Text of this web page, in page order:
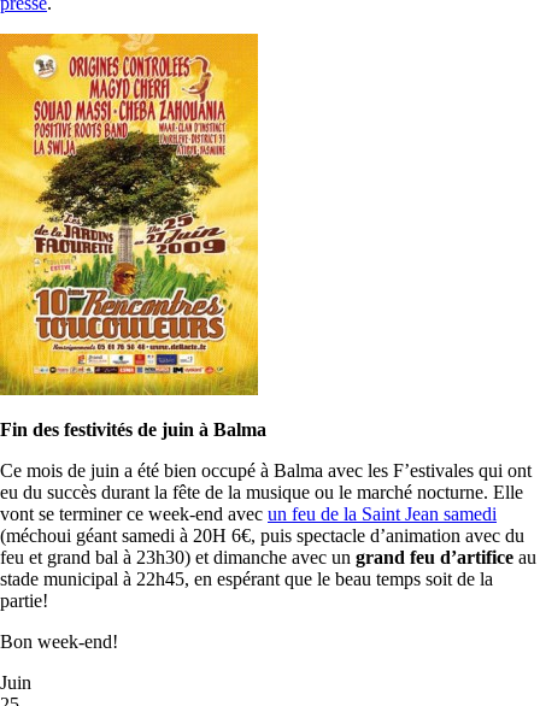
Fin des festivités de juin à Balma
Ce mois de juin a été bien occupé à Balma avec les F’estivales qui ont
eu du succès durant la fête de la musique ou le marché nocturne. Elle
vont se terminer ce week-end avec un feu de la Saint Jean samedi
(méchoui géant samedi à 20H 6€, puis spectacle d’animation avec du
feu et grand bal à 23h30) et dimanche avec un grand feu d’artifice au
stade municipal à 22h45, en espérant que le beau temps soit de la
partie!
Bon week-end!
Juin